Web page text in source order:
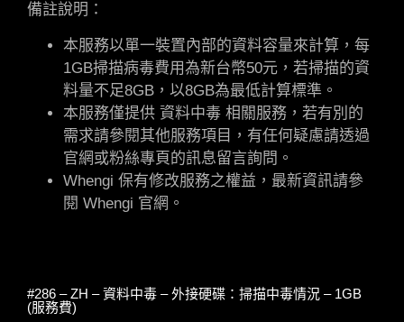
備註說明：
本服務以單一裝置內部的資料容量來計算，每
1GB掃描病毒費用為新台幣50元，若掃描的資
料量不足8GB，以8GB為最低計算標準。
本服務僅提供 資料中毒 相關服務，若有別的
需求請參閱其他服務項目，有任何疑慮請透過
官網或粉絲專頁的訊息留言詢問。
Whengi 保有修改服務之權益，最新資訊請參
閱 Whengi 官網。
#286 – ZH – 資料中毒 – 外接硬碟：掃描中毒情況 – 1GB
(服務費)